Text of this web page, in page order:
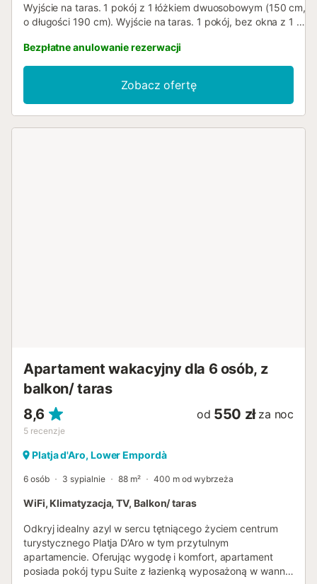
Wyjście na taras. 1 pokój z 1 łóżkiem dwuosobowym (150 cm,
o długości 190 cm). Wyjście na taras. 1 pokój, bez okna z 1 x
(piekarnik, 4 palniki – kuchenka z płytą ceramiczną, toster,
czajnik elektryczny, kuchenka mikrofalowa, ekspres do
kawy). Łazienka/bidet/WC. Ogrzewanie. Duży taras. Meble
ogrodowe. Piękny widok na morze. Do dyspozycji: pralka,
żelazko, krzesełko dla dziecka, łóżko dla dziecka, suszarka
Bezpłatne anulowanie rezerwacji
Zobacz ofertę
Apartament wakacyjny dla 6 osób, z
balkon/ taras
8,6
5 recenzje
od 550 zł za noc
Platja d'Aro, Lower Empordà
6 osób 3 sypialnie 88 m² 400 m od wybrzeża
WiFi, Klimatyzacja, TV, Balkon/ taras
Odkryj idealny azyl w sercu tętniącego życiem centrum
turystycznego Platja D’Aro w tym przytulnym
apartamencie. Oferując wygodę i komfort, apartament
posiada pokój typu Suite z łazienką wyposażoną w wannę,